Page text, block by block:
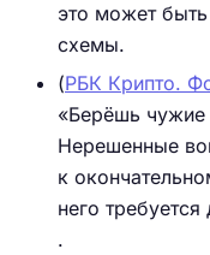
это может
схемы.
(РБК Крипто.
«Берёшь
Нерешенные
к
него
.